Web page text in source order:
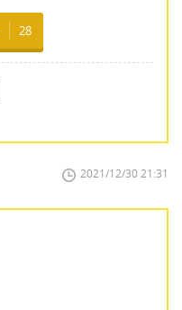
28
2021/12/30 21:31